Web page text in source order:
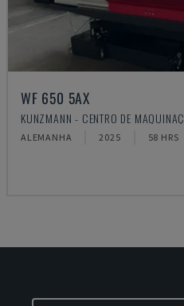
WF 650 5AX
KUNZMANN - CENTRO DE
ALEMANHA 2025 58 HRS